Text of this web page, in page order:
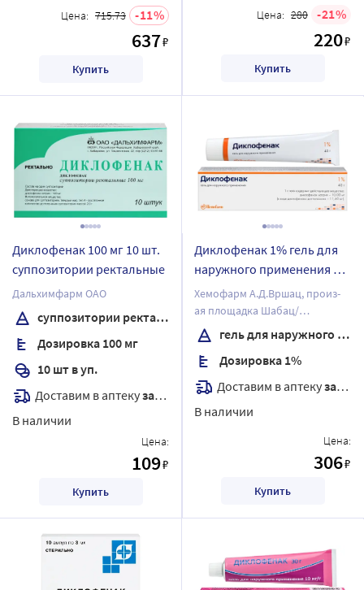
Цена: 715.73 11
637₽
Купить
Цена: 280 21
220₽
Купить
Диклофенак 100 мг 10 шт.
суппозитории ректальные
Дальхимфарм ОАО
суппозитории ректальные
Дозировка 100 мг
10 шт в уп.
Доставим в аптекузавтра
В наличии
Цена:
109₽
Купить
Диклофенак 1% гель для
наружного применения 40
гр
Хемофарм А.Д.Вршац, произ-
ая площадка Шабац/
Хемофарм А.Д.
гель для наружного применения
Дозировка 1%
Доставим в аптекузавтра
В наличии
Цена:
306₽
Купить